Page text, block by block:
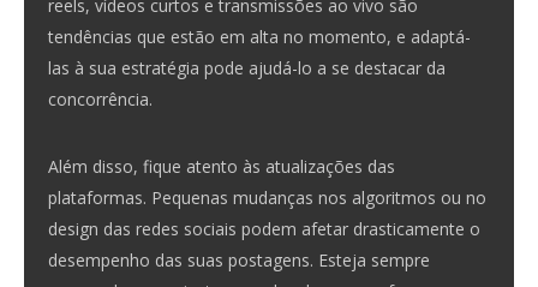
reels, vídeos curtos e transmissões ao vivo são
tendências que estão em alta no momento, e adaptá-
las à sua estratégia pode ajudá-lo a se destacar da
concorrência.
Além disso, fique atento às atualizações das
plataformas. Pequenas mudanças nos algoritmos ou no
design das redes sociais podem afetar drasticamente o
desempenho das suas postagens. Esteja sempre